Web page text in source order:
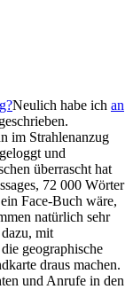
Neulich habe ich an
im Strahlenanzug
und
überrascht hat
72 000 Wörter
Face-Buch wäre,
natürlich sehr
mit
geographische
draus machen.
und Anrufe in den